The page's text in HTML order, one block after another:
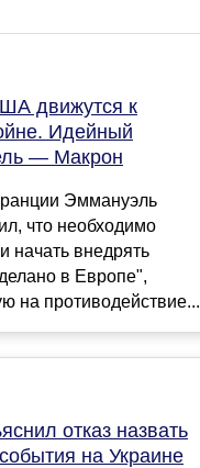
движутся к
Идейный
— Макрон
Эммануэль
что необходимо
начать внедрять
в Европе",
на противодействие...
отказ назвать
на Украине